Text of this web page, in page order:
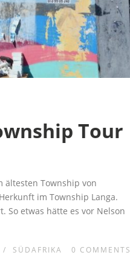
Tour
ältesten Township von
im Township Langa.
So etwas hätte es vor Nelson
/ SÜDAFRIKA 0 COMMENTS